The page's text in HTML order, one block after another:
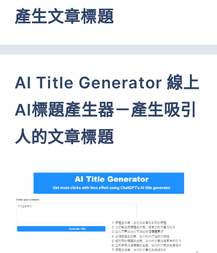
產生文章標題
AI Title Generator 線上
AI標題產生器－產生吸引
人的文章標題